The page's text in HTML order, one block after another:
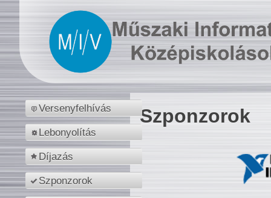
Versenyfelhívás
Lebonyolítás
Díjazás
Szponzorok
Szponzorok